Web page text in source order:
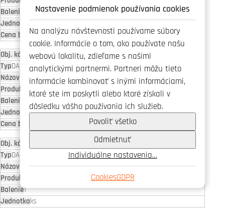
Nastavenie podmienok používania cookies
Na analýzu návštevnosti používame súbory
cookie. Informácie o tom, ako používate našu
webovú lokalitu, zdieľame s našimi
analytickými partnermi. Partneri môžu tieto
informácie kombinovať s inými informáciami,
ktoré ste im poskytli alebo ktoré získali v
dôsledku vášho používania ich služieb.
Povoliť všetko
Odmietnuť
Individuálne nastavenia…
CookiesGDPR
6 830,77 EUR
60167918
DAB.SS6A
SS6A 47 Čerpadlo 6" do vrtov a studní - hydraulická časť
ks
DAB.SS6A
SS6A 48 Čerpadlo 6" do vrtov a studní - hydraulická časť
1
ks